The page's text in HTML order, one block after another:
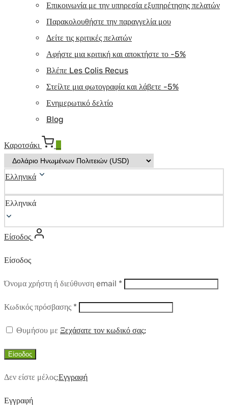
Επικοινωνία με την υπηρεσία εξυπηρέτησης πελατών
Παρακολουθήστε την παραγγελία μου
Δείτε τις κριτικές πελατών
Αφήστε μια κριτική και αποκτήστε το -5%
Βλέπε Les Colis Recus
Στείλτε μια φωτογραφία και λάβετε -5%
Ενημερωτικό δελτίο
Blog
Καροτσάκι
Ελληνικά
Ελληνικά
Είσοδος
Είσοδος
Όνομα χρήστη ή διεύθυνση email *Απαιτούμενο
Κωδικός πρόσβασης *Απαιτούμενο
Θυμήσου με Ξεχάσατε τον κωδικό σας;
Είσοδος
Δεν είστε μέλος;Εγγραφή
Εγγραφή